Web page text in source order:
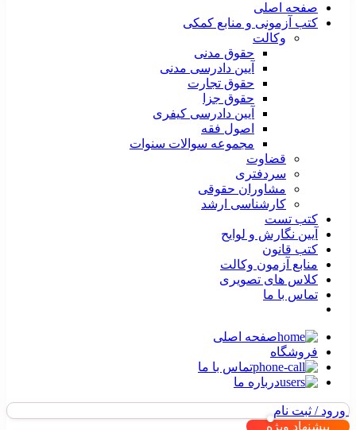
صفحه اصلی
کتب آزمونی و منابع کمکی
وکالت
حقوق مدنی
آیین دادرسی مدنی
حقوق تجارت
حقوق جزا
آیین دادرسی کیفری
اصول فقه
مجموعه سوالات سنوات
قضاوت
سردفتری
مشاوران حقوقی
کارشناسی ارشد
کتب تست
آیین نگارش و لوایح
کتب قانون
منابع آزمون وکالت
کلاس های تصویری
تماس با ما
صفحه اصلی
فروشگاه
تماس با ما
درباره ما
ورود / ثبت نام
پیشنهاد ویژه